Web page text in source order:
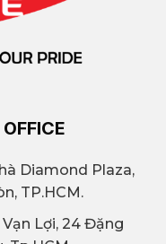
Diamond Plaza,
TP.HCM.
Lợi, 24 Đặng